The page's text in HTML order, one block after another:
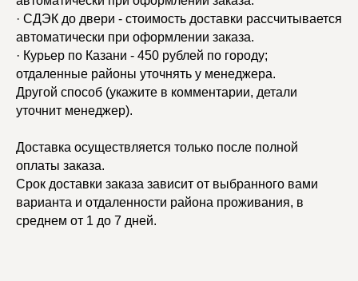
· СДЭК до двери - стоимость доставки рассчитывается
автоматически при оформлении заказа.
· Курьер по Казани - 450 рублей по городу;
отдаленные районы уточнять у менеджера.
Другой способ (укажите в комментарии, детали
уточнит менеджер).
Доставка осуществляется только после полной
оплаты заказа.
Срок доставки заказа зависит от выбранного вами
варианта и отдаленности района проживания, в
среднем от 1 до 7 дней.